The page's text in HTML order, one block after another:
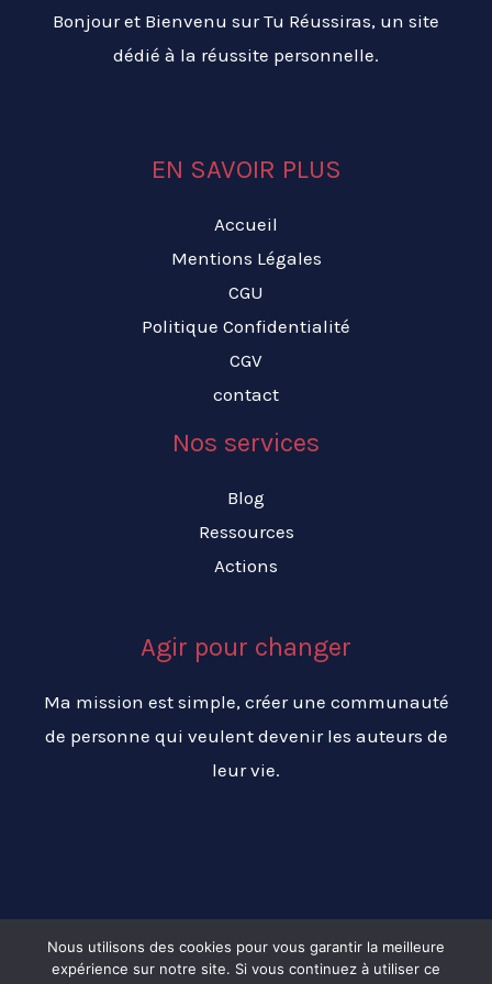
Bonjour et Bienvenu sur Tu Réussiras, un site
dédié à la réussite personnelle.
EN SAVOIR PLUS
Accueil
Mentions Légales
CGU
Politique Confidentialité
CGV
contact
Nos services
Blog
Ressources
Actions
Agir pour changer
Ma mission est simple, créer une communauté
de personne qui veulent devenir les auteurs de
leur vie.
Nous utilisons des cookies pour vous garantir la meilleure
expérience sur notre site. Si vous continuez à utiliser ce